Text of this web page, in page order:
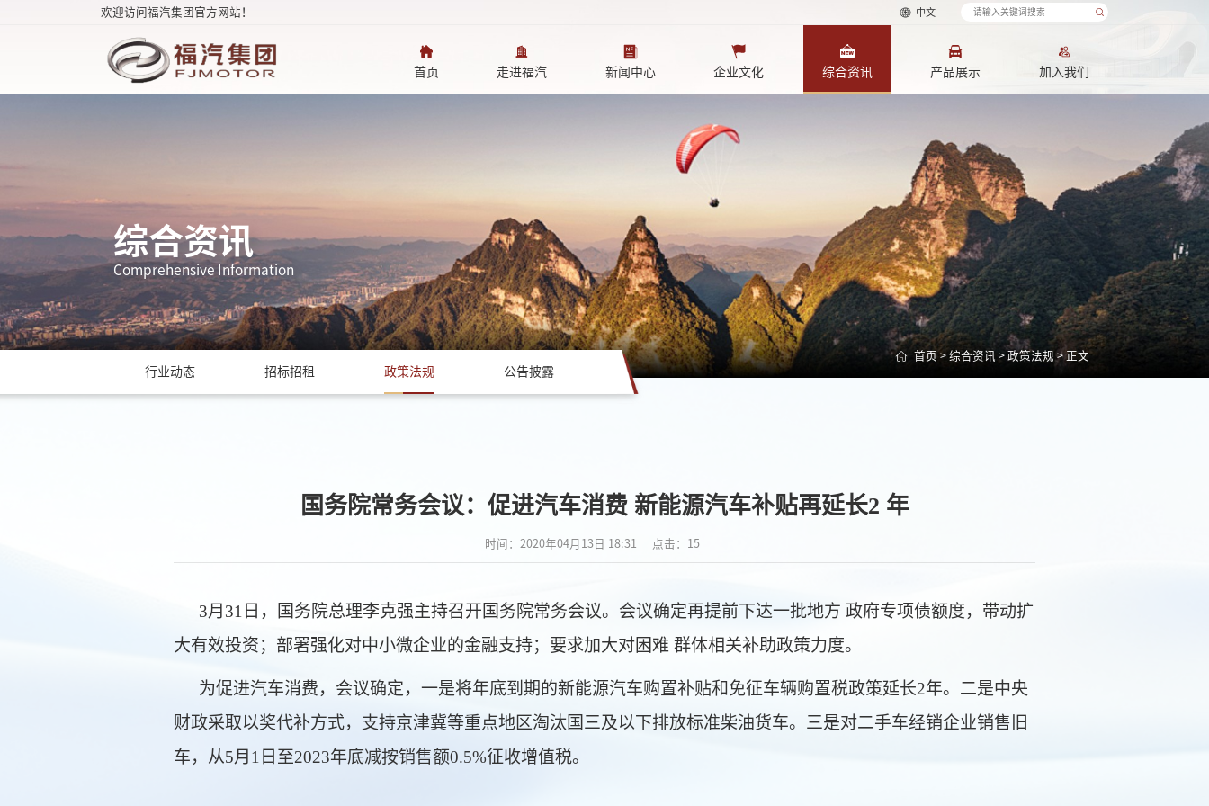
欢迎访问福汽集团官方网站！ 中文
首页 走进福汽 新闻中心 企业文化 综合资讯 产品展示 加入我们
综合资讯
Comprehensive Information
首页 > 综合资讯 > 政策法规 > 正文
行业动态 招标招租 政策法规 公告披露
国务院常务会议：促进汽车消费 新能源汽车补贴再延长2 年
时间：2020年04月13日 18:31 点击： 15
3月31日，国务院总理李克强主持召开国务院常务会议。会议确定再提前下达一批地方 政府专项债额度，带动扩
大有效投资；部署强化对中小微企业的金融支持；要求加大对困难 群体相关补助政策力度。
为促进汽车消费，会议确定，一是将年底到期的新能源汽车购置补贴和免征车辆购置税政策延长2年。二是中央
财政采取以奖代补方式，支持京津冀等重点地区淘汰国三及以下排放标准柴油货车。三是对二手车经销企业销售旧
车，从5月1日至2023年底减按销售额0.5%征收增值税。